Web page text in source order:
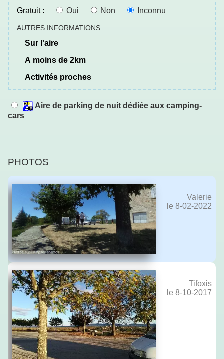
Gratuit : Oui Non Inconnu
AUTRES INFORMATIONS
sur l'aire
a moins de 2km
activités proches
Aire de parking de nuit dédiée aux camping-
cars
PHOTOS